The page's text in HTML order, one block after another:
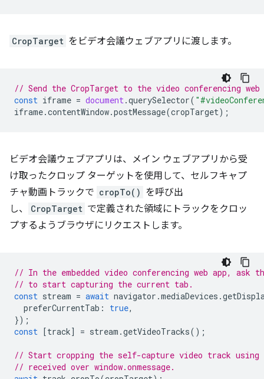
CropTarget をビデオ会議ウェブアプリに渡します。
// Send the CropTarget to the video conferencing web
const iframe = document .querySelector(
iframe.contentWindow.postMessage(cropTarget);
ビデオ会議ウェブアプリは、メイン ウェブアプリから受
け取ったクロップ ターゲットを使用して、セルフキャプ
チャ動画トラックで cropTo() を呼び出
し、
CropTarget で定義された領域にトラックをクロッ
プするようブラウザにリクエストします。
// In the embedded video conferencing web app, ask
// to start capturing the current tab.
const stream = await navigator .mediaDevices .
preferCurrentTab : true,
});
const [track] = stream .getVideoTracks();
// Start cropping the self-capture video track using
// received over window.onmessage.